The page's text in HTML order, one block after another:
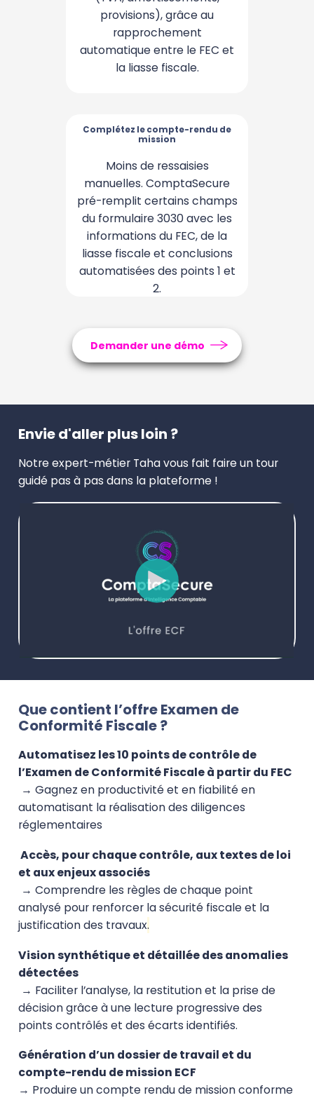
provisions), grâce au
rapprochement
automatique entre le FEC et
la liasse fiscale.
commentaires pré-
enregistrés (à créer et
personnaliser), ainsi que sur
notre IA pour rédiger des
Complétez le compte-rendu de
mission
Moins de ressaisies
manuelles. ComptaSecure
pré-remplit certains champs
du formulaire 3030 avec les
informations du FEC, de la
liasse fiscale et conclusions
automatisées des points 1 et
2.
Complétez le compte-rendu de
mission
Finalisez les autres points
directement dans l'interface,
puis générez ou
télétransmettez votre
compte-rendu de mission au
format EDI via notre API
partenaire.
Demander une démo
Envie d'aller plus loin ?
Notre expert-métier Taha vous fait faire un tour
guidé pas à pas dans la plateforme !
Que contient l’offre Examen de
Conformité Fiscale ?
Automatisez les 10 points de contrôle de
l’Examen de Conformité Fiscale à partir du FEC
→Gagnez en productivité et en fiabilité en
automatisant la réalisation des diligences
réglementaires
Accès, pour chaque contrôle, aux textes de loi
et aux enjeux associés
→ Comprendre les règles de chaque point
analysé pour renforcer la sécurité fiscale et la
justification des travaux.
Vision synthétique et détaillée des anomalies
détectées
→ Faciliter l’analyse, la restitution et la prise de
décision grâce à une lecture progressive des
points contrôlés et des écarts identifiés.
Génération d’un dossier de travail et du
compte-rendu de mission ECF
→ Produire un compte rendu de mission conforme